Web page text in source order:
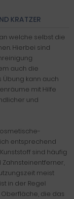
KRATZER
welche selbst die
Hierbei sind
auch die
Übung kann auch
mit Hilfe
und
entsprechend
sind häufig
meist
in der Regel
die das